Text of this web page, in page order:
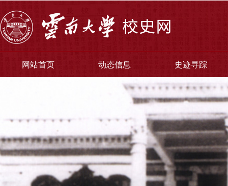
网站首页 动态信息 史迹寻踪